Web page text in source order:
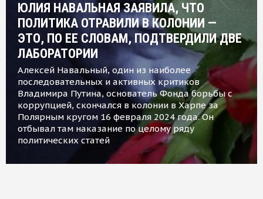
ЮЛИЯ НАВАЛЬНАЯ ЗАЯВИЛА, ЧТО
ПОЛИТИКА ОТРАВИЛИ В КОЛОНИИ —
ЭТО, ПО ЕЕ СЛОВАМ, ПОДТВЕРДИЛИ ДВЕ
ЛАБОРАТОРИИ
Алексей Навальный, один из наиболее
последовательных и активных критиков
Владимира Путина, основатель Фонда борьбы с
коррупцией, скончался в колонии в Харпе за
Полярным кругом 16 февраля 2024 года. Он
отбывал там наказание по целому ряду
политических статей